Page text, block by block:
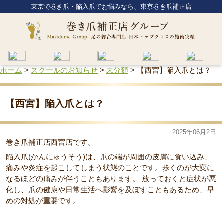
東京で巻き爪・陥入爪でお悩みなら、東京巻き爪補正店
ホーム > スクールのお知らせ > 未分類 > 【西宮】陥入爪とは？
【西宮】陥入爪とは？
2025年06月2日
巻き爪補正店西宮店です。
陥入爪(かんにゅうそう)は、爪の端が周囲の皮膚に食い込み、
痛みや炎症を起こしてしまう状態のことです。歩くのが大変に
なるほどの痛みが伴うこともあります。 放っておくと症状が悪
化し、爪の健康や日常生活へ影響を及ぼすこともあるため、早
めの対処が重要です。